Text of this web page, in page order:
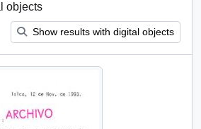
objects
Show results with digital objects